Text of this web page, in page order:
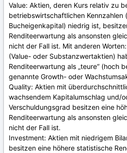
Value: Aktien, deren Kurs relativ zu
betriebswirtschaftlichen Kennzahlen
Bucheigenkapital) niedrig ist,
Renditeerwartung als ansonsten
nicht der Fall ist. Mit anderen
(Value- oder Substanzwertaktien)
Renditeerwartung als „teure“ (hoch
genannte Growth- oder
Quality: Aktien mit
wachsendem Kapitalumschlag und/
Verschuldungsgrad besitzen eine
Renditeerwartung als ansonsten
nicht der Fall ist.
Investment: Aktien mit niedrigem
besitzen eine höhere statistische